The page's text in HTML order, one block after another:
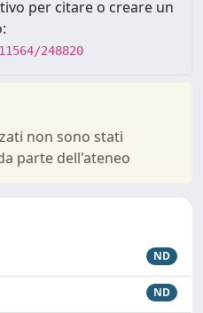
per citare o creare un
248820
non sono stati
parte dell'ateneo
ND
ND